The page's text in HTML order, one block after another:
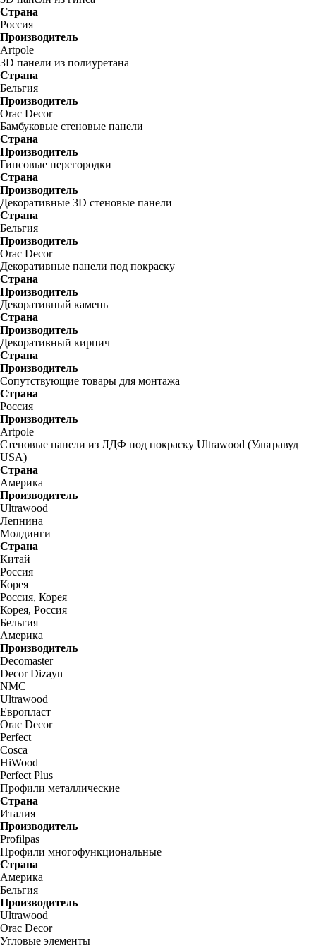
Страна
Россия
Производитель
Artpole
3D панели из полиуретана
Страна
Бельгия
Производитель
Orac Decor
Бамбуковые стеновые панели
Страна
Производитель
Гипсовые перегородки
Страна
Производитель
Декоративные 3D стеновые панели
Страна
Бельгия
Производитель
Orac Decor
Декоративные панели под покраску
Страна
Производитель
Декоративный камень
Страна
Производитель
Декоративный кирпич
Страна
Производитель
Сопутствующие товары для монтажа
Страна
Россия
Производитель
Artpole
Стеновые панели из ЛДФ под покраску Ultrawood (Ультравуд
USA)
Страна
Америка
Производитель
Ultrawood
Лепнина
Молдинги
Страна
Китай
Россия
Корея
Россия, Корея
Корея, Россия
Бельгия
Америка
Производитель
Decomaster
Decor Dizayn
NMC
Ultrawood
Европласт
Orac Decor
Perfect
Cosca
HiWood
Perfect Plus
Профили металлические
Страна
Италия
Производитель
Profilpas
Профили многофункциональные
Страна
Америка
Бельгия
Производитель
Ultrawood
Orac Decor
Угловые элементы